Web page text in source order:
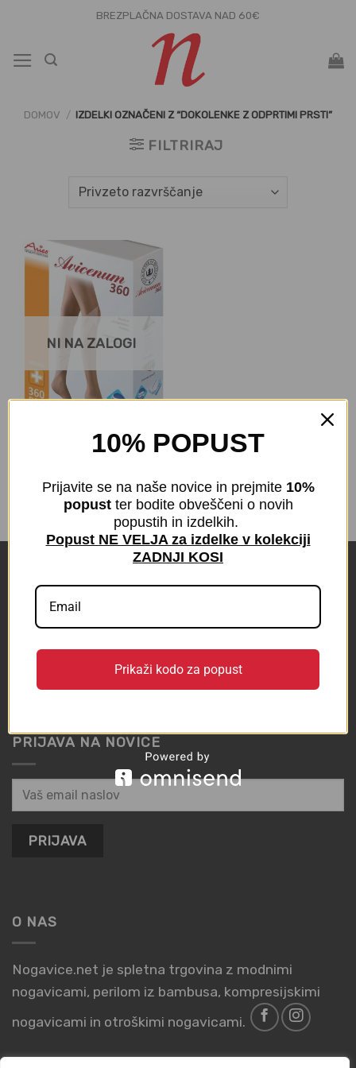
vsebino
BREZPLAČNA DOSTAVA NAD 60€
DOMOV / IZDELKI OZNAČENI Z “DOKOLENKE Z ODPRTIMI PRSTI”
FILTRIRAJ
NI NA ZALOGI
HLAČNE NOGAVICE 360 den
86,00 z DDV
KONTAKT
Odstop od pogodbe
PRIJAVA NA NOVICE
O NAS
Nogavice.net je spletna trgovina z modnimi
nogavicami, perilom iz bambusa, kompresijskimi
nogavicami in otroškimi nogavicami.
10% POPUST
Prijavite se na naše novice in prejmite 10%
popust ter bodite obveščeni o novih
popustih in izdelkih.
Popust NE VELJA za izdelke v kolekciji
ZADNJI KOSI
Prikaži kodo za popust